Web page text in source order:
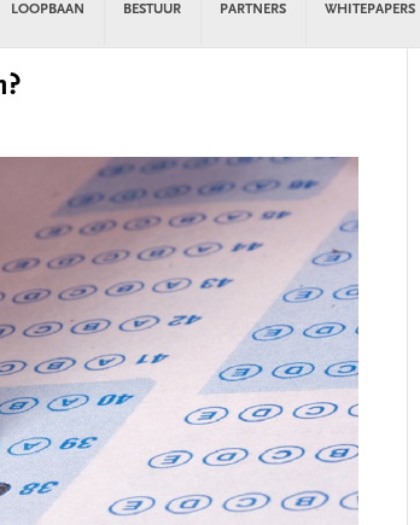
LOOPBAAN BESTUUR PARTNERS WHITEPAPERS